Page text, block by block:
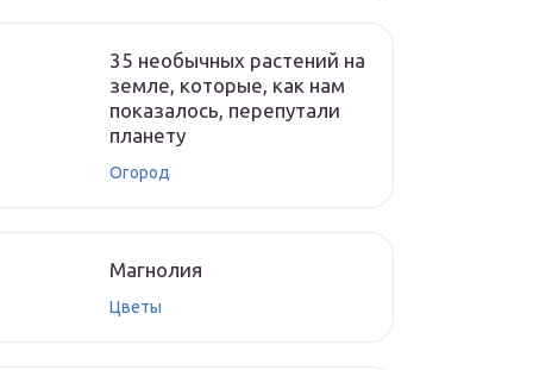
35 необычных растений на
земле, которые, как нам
показалось, перепутали
планету
Огород
Магнолия
Цветы